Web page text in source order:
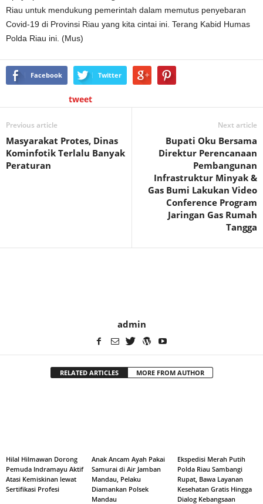
Riau untuk mendukung pemerintah dalam memutus penyebaran
Covid-19 di Provinsi Riau yang kita cintai ini. Terang Kabid Humas
Polda Riau ini. (Mus)
Facebook Twitter
tweet
Previous article
Masyarakat Protes, Dinas
Kominfotik Terlalu Banyak
Peraturan
Next article
Bupati Oku Bersama
Direktur Perencanaan
Pembangunan
Infrastruktur Minyak &
Gas Bumi Lakukan Video
Conference Program
Jaringan Gas Rumah
Tangga
admin
RELATED ARTICLES MORE FROM AUTHOR
Hilal Hilmawan Dorong
Pemuda Indramayu Aktif
Atasi Kemiskinan lewat
Sertifikasi Profesi
Anak Ancam Ayah Pakai
Samurai di Air Jamban
Mandau, Pelaku
Diamankan Polsek
Mandau
Ekspedisi Merah Putih
Polda Riau Sambangi
Rupat, Bawa Layanan
Kesehatan Gratis Hingga
Dialog Kebangsaan